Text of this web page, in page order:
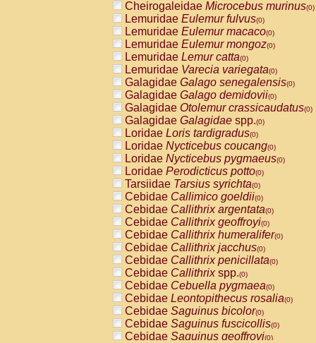
Cheirogaleidae Microcebus murinus(0)
Lemuridae Eulemur fulvus(0)
Lemuridae Eulemur macaco(0)
Lemuridae Eulemur mongoz(0)
Lemuridae Lemur catta(0)
Lemuridae Varecia variegata(0)
Galagidae Galago senegalensis(0)
Galagidae Galago demidovii(0)
Galagidae Otolemur crassicaudatus(0)
Galagidae Galagidae spp.(0)
Loridae Loris tardigradus(0)
Loridae Nycticebus coucang(0)
Loridae Nycticebus pygmaeus(0)
Loridae Perodicticus potto(0)
Tarsiidae Tarsius syrichta(0)
Cebidae Callimico goeldii(0)
Cebidae Callithrix argentata(0)
Cebidae Callithrix geoffroyi(0)
Cebidae Callithrix humeralifer(0)
Cebidae Callithrix jacchus(0)
Cebidae Callithrix penicillata(0)
Cebidae Callithrixspp.(0)
Cebidae Cebuella pygmaea(0)
Cebidae Leontopithecus rosalia(0)
Cebidae Saguinus bicolor(0)
Cebidae Saguinus fuscicollis(0)
Cebidae Saguinus geoffroyi(0)